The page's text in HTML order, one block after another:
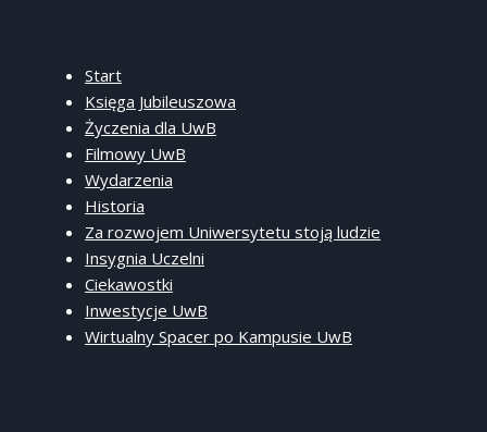
Start
Księga Jubileuszowa
Życzenia dla UwB
Filmowy UwB
Wydarzenia
Historia
Za rozwojem Uniwersytetu stoją ludzie
Insygnia Uczelni
Ciekawostki
Inwestycje UwB
Wirtualny Spacer po Kampusie UwB